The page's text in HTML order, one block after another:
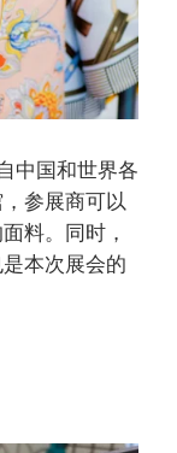
中国和世界各
参展商可以
料。同时，
本次展会的